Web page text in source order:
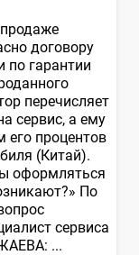
договору
по гарантии
перечисляет
сервис, а ему
его процентов
(Китай).
оформляться
По
сервиса
...